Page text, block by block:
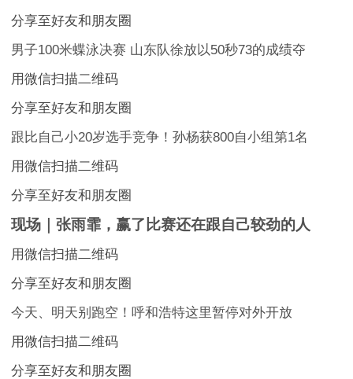
分享至好友和朋友圈
男子100米蝶泳决赛 山东队徐放以50秒73的成绩夺
用微信扫描二维码
分享至好友和朋友圈
跟比自己小20岁选手竞争！孙杨获800自小组第1名
用微信扫描二维码
分享至好友和朋友圈
现场｜张雨霏，赢了比赛还在跟自己较劲的人
用微信扫描二维码
分享至好友和朋友圈
今天、明天别跑空！呼和浩特这里暂停对外开放
用微信扫描二维码
分享至好友和朋友圈